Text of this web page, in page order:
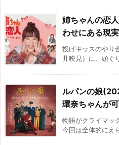
姉ちゃんの恋
わせにある現
投げキッスのやり
井映見）に、頭ぐ
ルパンの娘
環奈ちゃんが
物語がクライマッ
今回は全体的にえ